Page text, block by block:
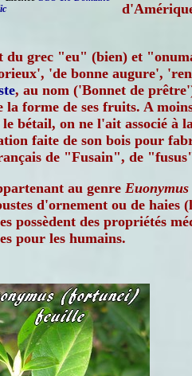
du grec "eu" (bien) et
'de bonne augure',
, au nom ('Bonnet de
la forme de ses fruits. A
bétail, on ne l'ait associé à
faite de son bois pour
de "Fusain", de
au genre Euonymus
d'ornement ou de haies
possèdent des propriétés
pour les humains.